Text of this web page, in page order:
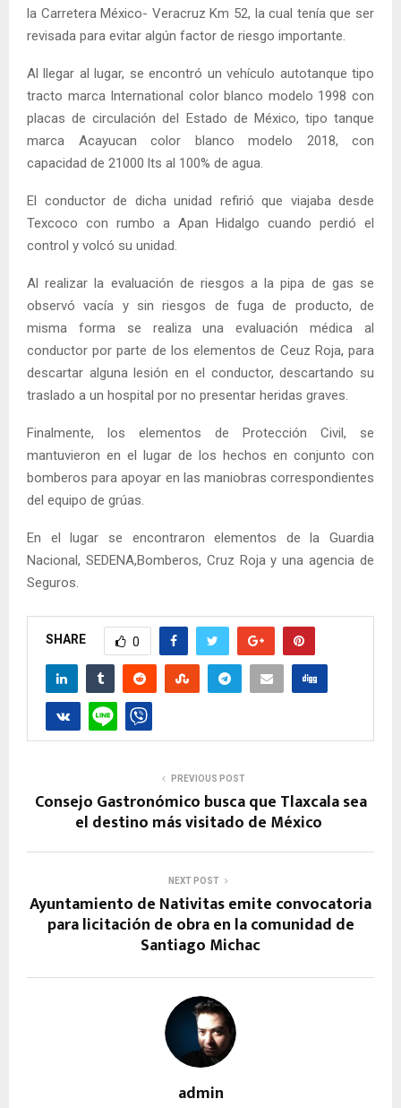
la Carretera México- Veracruz Km 52, la cual tenía que ser
revisada para evitar algún factor de riesgo importante.
Al llegar al lugar, se encontró un vehículo autotanque tipo
tracto marca International color blanco modelo 1998 con
placas de circulación del Estado de México, tipo tanque
marca Acayucan color blanco modelo 2018, con
capacidad de 21000 lts al 100% de agua.
El conductor de dicha unidad refirió que viajaba desde
Texcoco con rumbo a Apan Hidalgo cuando perdió el
control y volcó su unidad.
Al realizar la evaluación de riesgos a la pipa de gas se
observó vacía y sin riesgos de fuga de producto, de
misma forma se realiza una evaluación médica al
conductor por parte de los elementos de Ceuz Roja, para
descartar alguna lesión en el conductor, descartando su
traslado a un hospital por no presentar heridas graves.
Finalmente, los elementos de Protección Civil, se
mantuvieron en el lugar de los hechos en conjunto con
bomberos para apoyar en las maniobras correspondientes
del equipo de grúas.
En el lugar se encontraron elementos de la Guardia
Nacional, SEDENA,Bomberos, Cruz Roja y una agencia de
Seguros.
SHARE 0
PREVIOUS POST
Consejo Gastronómico busca que Tlaxcala sea
el destino más visitado de México
NEXT POST
Ayuntamiento de Nativitas emite convocatoria
para licitación de obra en la comunidad de
Santiago Michac
admin